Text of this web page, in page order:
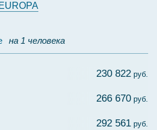
на 1 человека
230 822 руб.
266 670 руб.
292 561 руб.